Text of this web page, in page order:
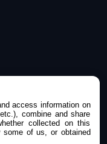
télécharger)
(Vendeur Tiers)
access information on
combine and share
collected on this
some of us, or obtained